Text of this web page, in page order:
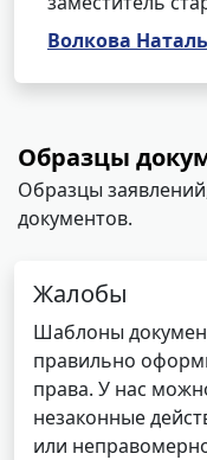
Волкова
Образцы
Образцы
документов.
Жалобы
Шаблоны
правильно
права. У нас
незаконные
или